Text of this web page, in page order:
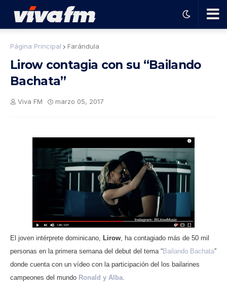
Ha
el
pro
gra
ma
Página Principal Farándula
Lirow contagia con su “Bailando
Bachata”
Viva FM marzo 05, 2017
El joven intérprete dominicano, Lirow, ha contagiado más de 50 mil
personas en la primera semana del debut del tema “Bailando Bachata”
donde cuenta con un vídeo con la participación del los bailarines
campeones del mundo Ronald y Alba.